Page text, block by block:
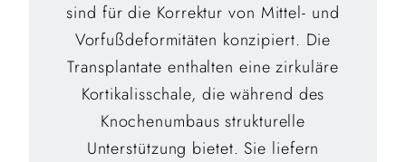
sind für die Korrektur von Mittel- und
Vorfußdeformitäten konzipiert. Die
Transplantate enthalten eine zirkuläre
Kortikalisschale, die während des
Knochenumbaus strukturelle
Unterstützung bietet. Sie liefern